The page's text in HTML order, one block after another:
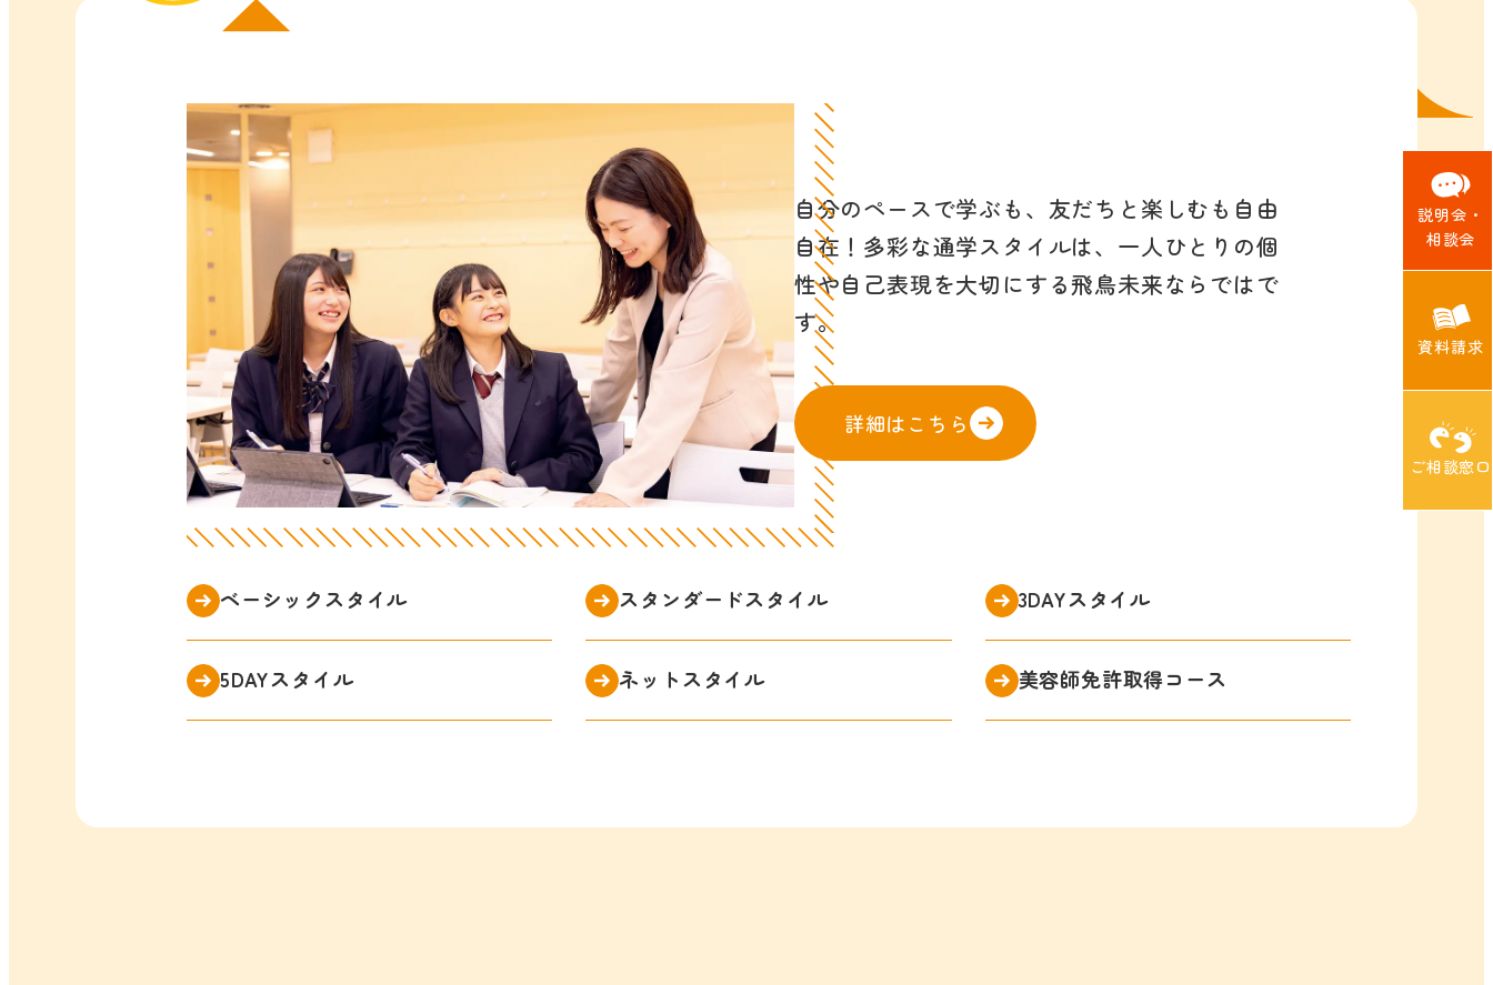
自分のペースで学ぶも、友だちと楽しむも自由
自在！多彩な通学スタイルは、一人ひとりの個
性や自己表現を大切にする飛鳥未来ならではで
す。
詳細はこちら
ベーシックスタイル スタンダードスタイル 3DAYスタイル
5DAYスタイル ネットスタイル 美容師免許取得コース
説明会・
相談会
資料請求
ご相談窓口